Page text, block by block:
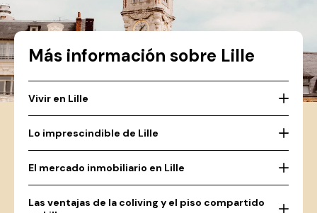
Más información sobre Lille
Vivir en Lille
Lo imprescindible de Lille
El mercado inmobiliario en Lille
Las ventajas de la coliving y el piso compartido